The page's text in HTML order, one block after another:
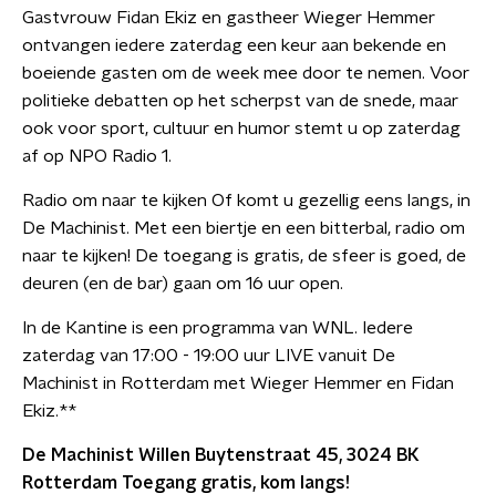
Gastvrouw Fidan Ekiz en gastheer Wieger Hemmer
ontvangen iedere zaterdag een keur aan bekende en
boeiende gasten om de week mee door te nemen. Voor
politieke debatten op het scherpst van de snede, maar
ook voor sport, cultuur en humor stemt u op zaterdag
af op NPO Radio 1.
Radio om naar te kijken Of komt u gezellig eens langs, in
De Machinist. Met een biertje en een bitterbal, radio om
naar te kijken! De toegang is gratis, de sfeer is goed, de
deuren (en de bar) gaan om 16 uur open.
In de Kantine is een programma van WNL. Iedere
zaterdag van 17:00 - 19:00 uur LIVE vanuit De
Machinist in Rotterdam met Wieger Hemmer en Fidan
Ekiz.**
De Machinist Willen Buytenstraat 45, 3024 BK
Rotterdam Toegang gratis, kom langs!